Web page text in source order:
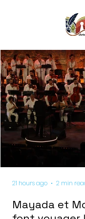
Mayada et
21 hours ago 2 min